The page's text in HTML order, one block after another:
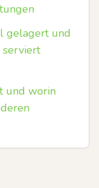
gelagert und
serviert
und worin